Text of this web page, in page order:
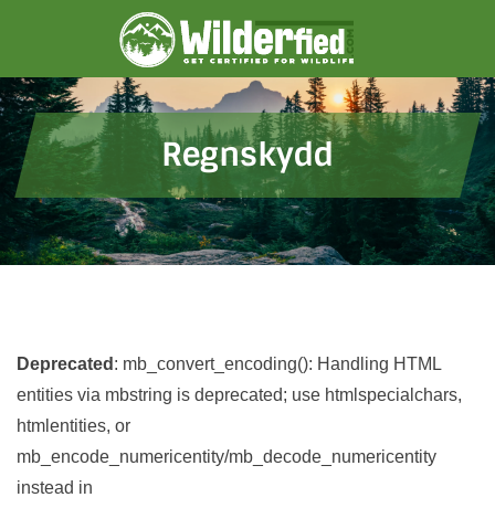
content
Regnskydd
Deprecated : mb_convert_encoding(): Handling HTML
entities via mbstring is deprecated; use htmlspecialchars,
htmlentities, or
mb_encode_numericentity/mb_decode_numericentity
instead in